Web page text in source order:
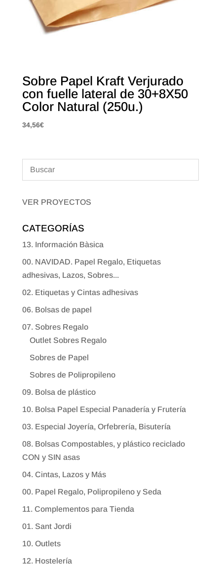
Sobre Papel Kraft Verjurado
con fuelle lateral de 30+8X50
Color Natural (250u.)
34,56€
VER PROYECTOS
CATEGORÍAS
13. Información Bàsica
00. NAVIDAD. Papel Regalo, Etiquetas
adhesivas, Lazos, Sobres...
02. Etiquetas y Cintas adhesivas
06. Bolsas de papel
07. Sobres Regalo
Outlet Sobres Regalo
Sobres de Papel
Sobres de Polipropileno
09. Bolsa de plástico
10. Bolsa Papel Especial Panadería y Frutería
03. Especial Joyería, Orfebrería, Bisutería
08. Bolsas Compostables, y plástico reciclado
CON y SIN asas
04. Cintas, Lazos y Más
00. Papel Regalo, Polipropileno y Seda
11. Complementos para Tienda
01. Sant Jordi
10. Outlets
12. Hostelería